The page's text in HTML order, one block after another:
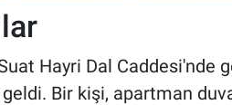
Hayri Dal Caddesi'nde
Bir kişi, apartman